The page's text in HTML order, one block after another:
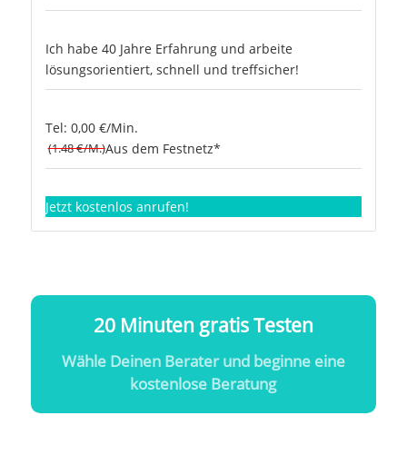
Ich habe 40 Jahre Erfahrung und arbeite
lösungsorientiert, schnell und treffsicher!
Tel: 0,00 €/Min.
(1.48 €/M.)Aus dem Festnetz*
Jetzt kostenlos anrufen!
20 Minuten gratis Testen
Wähle Deinen Berater und beginne eine
kostenlose Beratung